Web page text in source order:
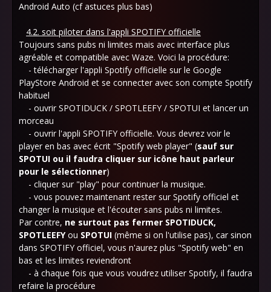
Android Auto (cf astuces plus bas)
4.2. soit piloter dans l'appli SPOTIFY officielle
Toujours sans pubs ni limites mais avec interface plus
agréable et compatible avec Waze. Voici la procédure:
- télécharger l'appli Spotify officielle sur le Google
PlayStore Android et se connecter avec son compte Spotify
habituel
- ouvrir SPOTIDUCK / SPOTLEEFY / SPOTUI et lancer un
morceau
- ouvrir l'appli SPOTIFY officielle. Vous devrez voir le
player en bas avec écrit "Spotify web player" (sauf sur
SPOTUI ou il faudra cliquer sur icône haut parleur
pour le sélectionner)
- cliquer sur "play" pour continuer la musique.
- vous pouvez maintenant rester sur Spotify officiel et
changer la musique et l'écouter sans pubs ni limites.
Par contre, ne surtout pas fermer SPOTIDUCK,
SPOTLEEFYou SPOTUI (même si on l'utilise pas), car sinon
dans SPOTIFY officiel, vous n'aurez plus "Spotify web" en
bas et les limites reviendront
- à chaque fois que vous voudrez utiliser Spotify, il faudra
refaire la procédure